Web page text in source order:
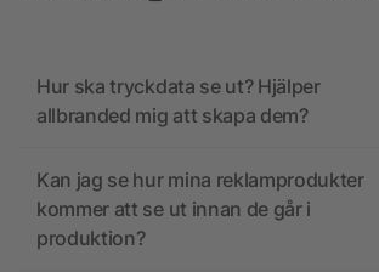
Hur ska tryckdata se ut? Hjälper
allbranded mig att skapa dem?
Kan jag se hur mina reklamprodukter
kommer att se ut innan de går i
produktion?